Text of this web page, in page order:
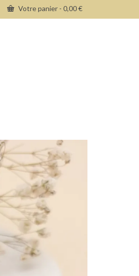
Votre panier - 0,00€